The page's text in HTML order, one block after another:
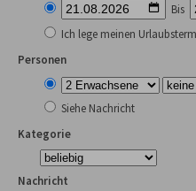
Bis
Ich lege meinen
Personen
Siehe Nachricht
Kategorie
Nachricht